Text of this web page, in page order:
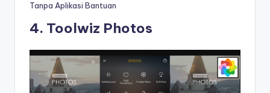
Tanpa Aplikasi Bantuan
4. Toolwiz Photos